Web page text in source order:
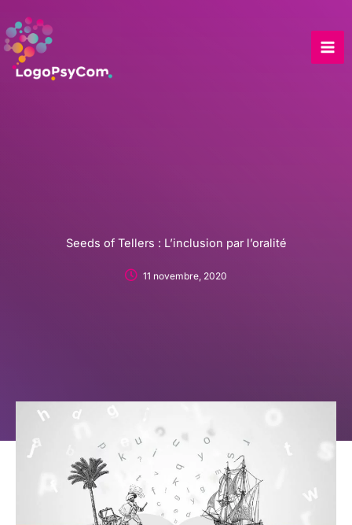
to
content
Seeds of Tellers : L’inclusion par l’oralité
11 novembre, 2020